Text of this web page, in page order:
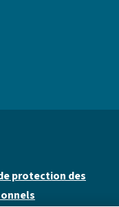
protection des